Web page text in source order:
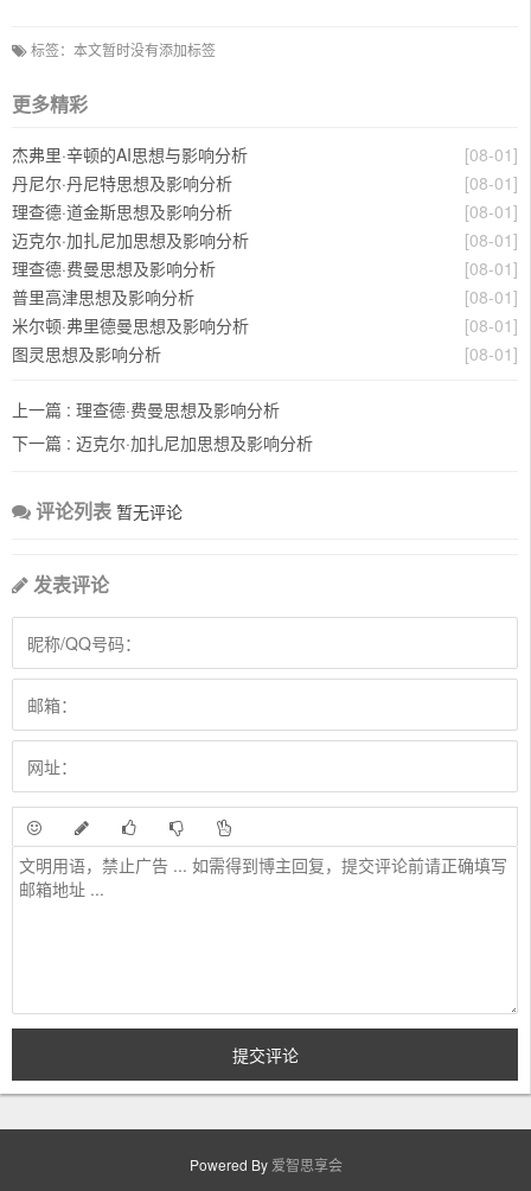
标签：本文暂时没有添加标签
更多精彩
[08-01]
杰弗里·辛顿的AI思想与影响分析
[08-01]
丹尼尔·丹尼特思想及影响分析
[08-01]
理查德·道金斯思想及影响分析
[08-01]
迈克尔·加扎尼加思想及影响分析
[08-01]
理查德·费曼思想及影响分析
[08-01]
普里高津思想及影响分析
[08-01]
米尔顿·弗里德曼思想及影响分析
[08-01]
图灵思想及影响分析
上一篇 : 理查德·费曼思想及影响分析
下一篇 : 迈克尔·加扎尼加思想及影响分析
评论列表 暂无评论
发表评论
Powered By 爱智思享会